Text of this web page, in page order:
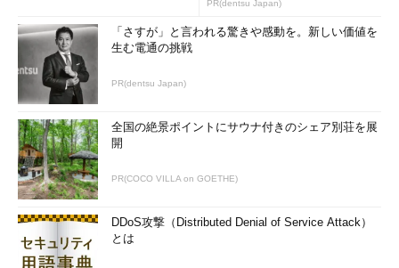
しかし、Windows 10の新しいスタートメニューやユニバーサ
ルアプリを制御できないようで、スタートメニューや
「Cortana」（検索機能を含む）は、もともとのデスクトップ
（Desktop 1）でしか機能しませんし、Desktopsで作成した
Desktop 2～4でタスクバー上の「Microsoft Edge」やストアの
アプリのアイコンをクリックしても、そのデスクトップではアプ
リは起動せず、Desktop 1に表示されます。
Desktopsを使っても作業効率が上がることはないでしょう。
素直にWindows 10に標準搭載されている仮想デスクトップ機能
だけを使えばよいのです。Desktopsは最大4つのデスクトップを
切り替えて使用できますが、Windows 10の仮想デスクトップの
PR(dentsu Japan)
「さすが」と言われる驚きや感動を。新しい価値を
生む電通の挑戦
PR(dentsu Japan)
全国の絶景ポイントにサウナ付きのシェア別荘を展
開
PR(COCO VILLA on GOETHE)
DDoS攻撃（Distributed Denial of Service Attack）
とは